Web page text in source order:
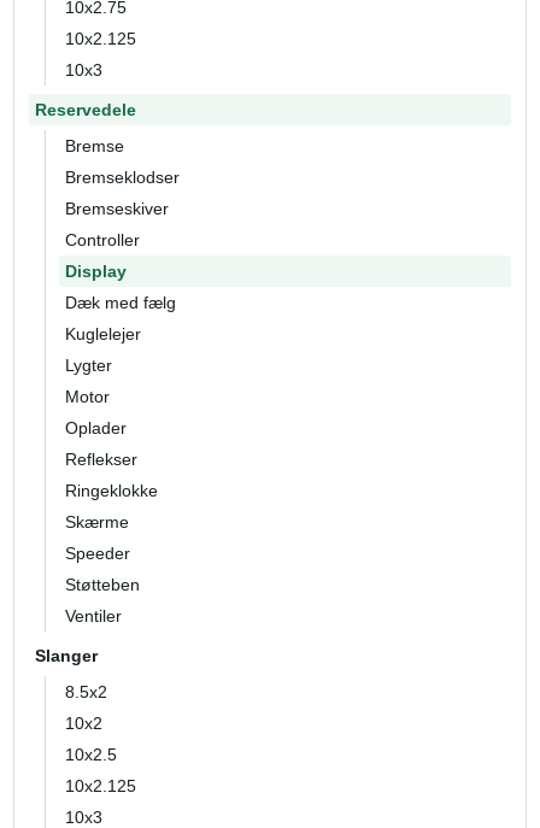
10x2.75
10x2.125
10x3
Reservedele
Bremse
Bremseklodser
Bremseskiver
Controller
Display
Dæk med fælg
Kuglelejer
Lygter
Motor
Oplader
Reflekser
Ringeklokke
Skærme
Speeder
Støtteben
Ventiler
Slanger
8.5x2
10x2
10x2.5
10x2.125
10x3